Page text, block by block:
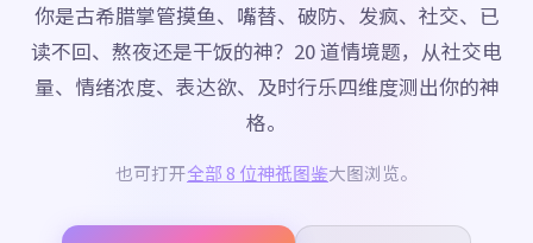
你是古希腊掌管摸鱼、嘴替、破防、发疯、社交、已
读不回、熬夜还是干饭的神？20 道情境题，从社交电
量、情绪浓度、表达欲、及时行乐四维度测出你的神
格。
也可打开全部 8 位神祇图鉴大图浏览。